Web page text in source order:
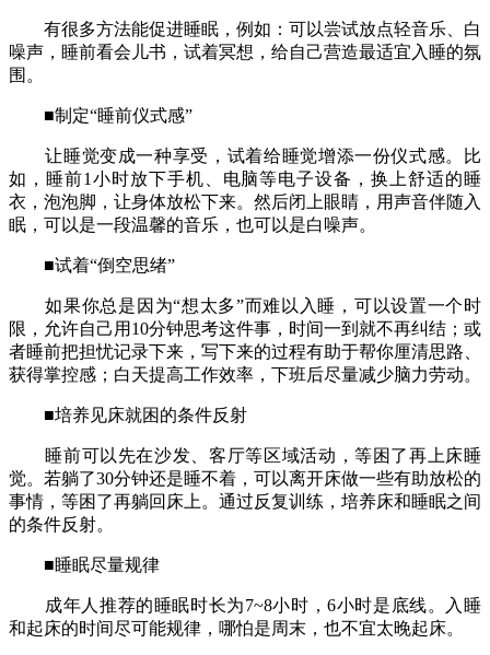
有很多方法能促进睡眠，例如：可以尝试放点轻音乐、白
噪声，睡前看会儿书，试着冥想，给自己营造最适宜入睡的氛
围。
■制定“睡前仪式感”
让睡觉变成一种享受，试着给睡觉增添一份仪式感。比
如，睡前1小时放下手机、电脑等电子设备，换上舒适的睡
衣，泡泡脚，让身体放松下来。然后闭上眼睛，用声音伴随入
眠，可以是一段温馨的音乐，也可以是白噪声。
■试着“倒空思绪”
如果你总是因为“想太多”而难以入睡，可以设置一个时
限，允许自己用10分钟思考这件事，时间一到就不再纠结；或
者睡前把担忧记录下来，写下来的过程有助于帮你厘清思路、
获得掌控感；白天提高工作效率，下班后尽量减少脑力劳动。
■培养见床就困的条件反射
睡前可以先在沙发、客厅等区域活动，等困了再上床睡
觉。若躺了30分钟还是睡不着，可以离开床做一些有助放松的
事情，等困了再躺回床上。通过反复训练，培养床和睡眠之间
的条件反射。
■睡眠尽量规律
成年人推荐的睡眠时长为7~8小时，6小时是底线。入睡
和起床的时间尽可能规律，哪怕是周末，也不宜太晚起床。